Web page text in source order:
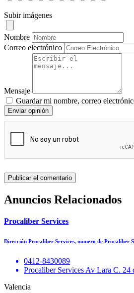
Subir imágenes
Nombre
Correo electrónico
Mensaje
Guardar mi nombre, correo
Enviar opinión
Anuncios Relacionados
Procaliber Services
Dirección Procaliber Services, numero de Procaliber
0412-8430089
Procaliber Services Av Lara C. 24
Valencia